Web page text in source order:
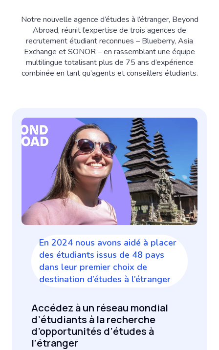
Notre nouvelle agence d’études à l’étranger, Beyond
Abroad, réunit l’expertise de trois agences de
recrutement étudiant reconnues – Blueberry, Asia
Exchange et SONOR – en rassemblant une équipe
multilingue totalisant plus de 75 ans d’expérience
combinée en tant qu’agents et conseillers étudiants.
En 2024 nous avons aidé à placer
des étudiants issus de 48 pays
dans leur premier choix de
destination d’études à l’étranger
Accédez à un réseau mondial
d’étudiants à la recherche
d’opportunités d’études à
l’étranger